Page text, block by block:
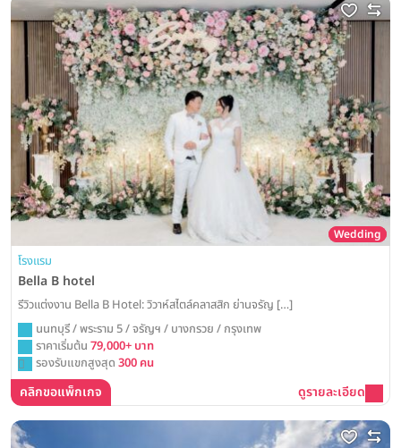
Wedding
โรงแรม
Bella B hotel
รีวิวแต่งงาน Bella B Hotel: วิวาห์สไตล์คลาสสิก ย่านจรัญ […]
นนทบุรี / พระราม 5 / จรัญฯ / บางกรวย / กรุงเทพ
ราคาเริ่มต้น 79,000+ บาท
รองรับแขกสูงสุด 300 คน
คลิกขอแพ็กเกจ ดูรายละเอียด